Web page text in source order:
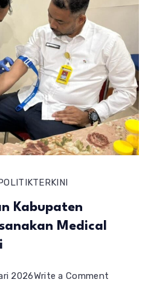
TERKINI
Kabupaten
Medical
2026Write a Comment